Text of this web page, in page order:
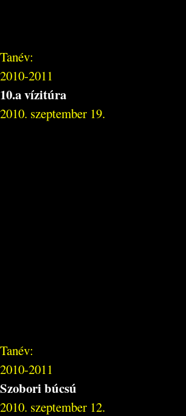
Tanév:
2010-2011
10.a vízitúra
2010. szeptember 19.
Tanév:
2010-2011
Szobori búcsú
2010. szeptember 12.